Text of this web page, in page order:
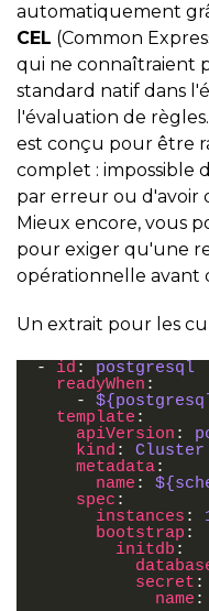
automatiquement
CEL (Common
qui ne connaîtraient
standard natif dans
l'évaluation de
est conçu pour être
complet : impossible
par erreur ou d'avoir
Mieux encore, vous
pour exiger qu'une
opérationnelle avant
Un extrait pour les
- id :
postgresql
readyWhen :
-
template :
apiVersion :
kind :
Cluster
metadata:
name :
spec :
instances :
bootstrap :
initdb :
secret :
name :